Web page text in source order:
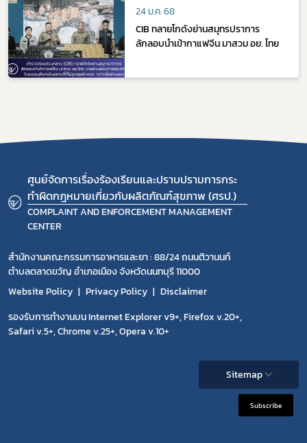
24 ม.ค. 68
CIB ทลายโกดังย่านสมุทรปราการ
ลักลอบนำเข้ากาแฟจีน มาสวม อย. ไทย
ศูนย์จัดการเรื่องร้องเรียนและปราบปรามการกระ
ทำผิดกฎหมายเกี่ยวกับผลิตภัณฑ์สุขภาพ (ศรป.)
COMPLAINT AND ENFORCEMENT MANAGEMENT
CENTER
สำนักงานคณะกรรมการอาหารและยา : 88/24 ถนนติวานนท์
ตำบลตลาดขวัญ อำเภอเมือง จังหวัดนนทบุรี 11000
Website Policy
Privacy Policy
Disclaimer
รองรับการทำงานบน Internet Explorer v9+, Firefox v.20+,
Safari v.5+, Chrome v.25+, Opera v.10+
Sitemap
Subscribe